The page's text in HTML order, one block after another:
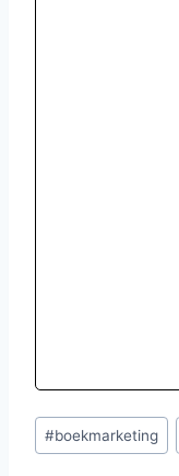
Bericht
tags:
#boekmarketing